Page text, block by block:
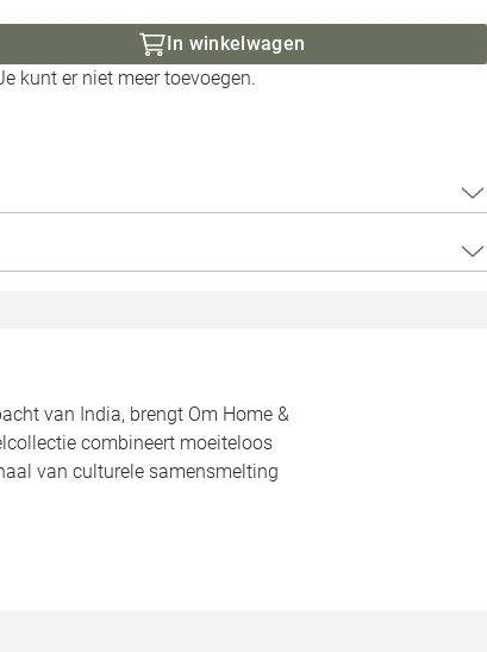
In winkelwagen
kunt er niet meer toevoegen.
van India, brengt Om Home &
combineert moeiteloos
van culturele samensmelting